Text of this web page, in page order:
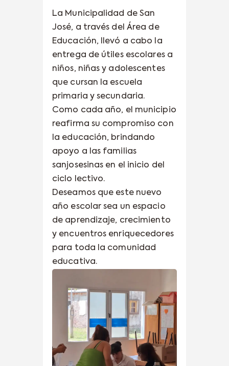
La Municipalidad de San
José, a través del Área de
Educación, llevó a cabo la
entrega de útiles escolares a
niños, niñas y adolescentes
que cursan la escuela
primaria y secundaria.
Como cada año, el municipio
reafirma su compromiso con
la educación, brindando
apoyo a las familias
sanjosesinas en el inicio del
ciclo lectivo.
Deseamos que este nuevo
año escolar sea un espacio
de aprendizaje, crecimiento
y encuentros enriquecedores
para toda la comunidad
educativa.